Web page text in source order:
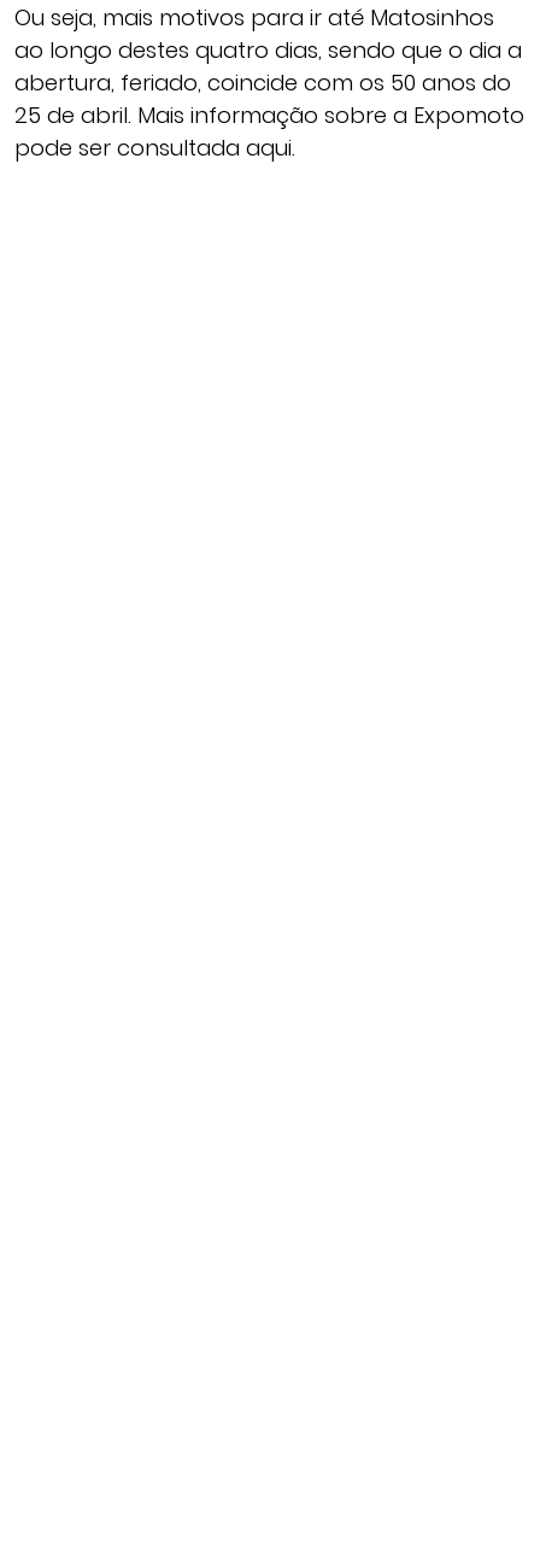
Ou seja, mais motivos para ir até Matosinhos
ao longo destes quatro dias, sendo que o dia a
abertura, feriado, coincide com os 50 anos do
25 de abril. Mais informação sobre a Expomoto
pode ser consultada aqui.